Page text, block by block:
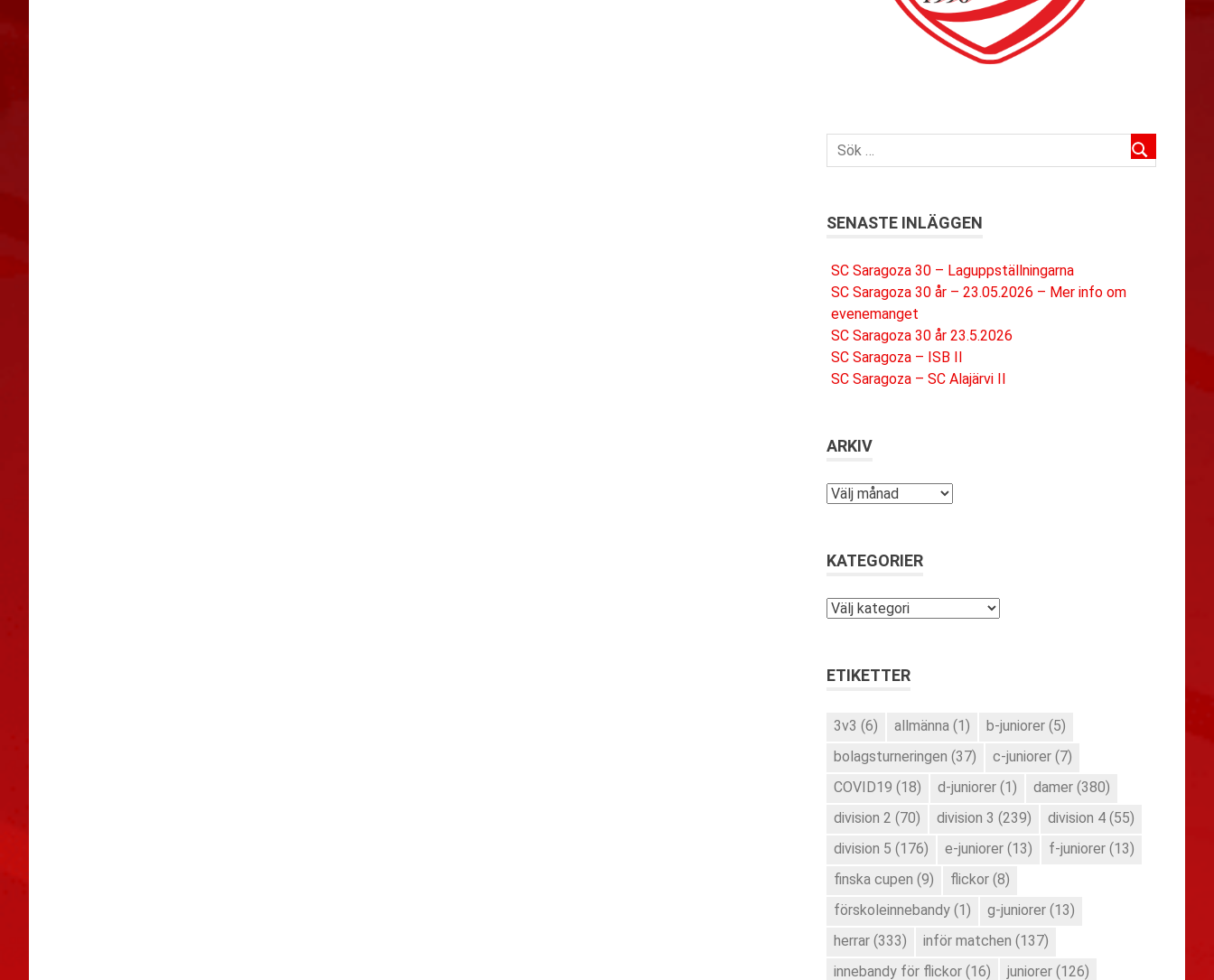
SENASTE INLÄGGEN
SC Saragoza 30 – Laguppställningarna
SC Saragoza 30 år – 23.05.2026 – Mer info om
evenemanget
SC Saragoza 30 år 23.5.2026
SC Saragoza – ISB II
SC Saragoza – SC Alajärvi II
ARKIV
Arkiv
KATEGORIER
Kategorier
ETIKETTER
3v3 (6) allmänna (1) b-juniorer (5)
bolagsturneringen (37) c-juniorer (7)
COVID19 (18) d-juniorer (1) damer (380)
division 2 (70) division 3 (239) division 4 (55)
division 5 (176) e-juniorer (13) f-juniorer (13)
finska cupen (9) flickor (8)
förskoleinnebandy (1) g-juniorer (13)
herrar (333) inför matchen (137)
innebandy för flickor (16) juniorer (126)